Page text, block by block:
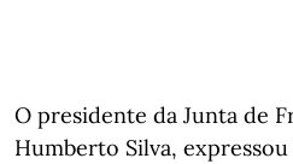
O presidente da Junta de
Humberto Silva,